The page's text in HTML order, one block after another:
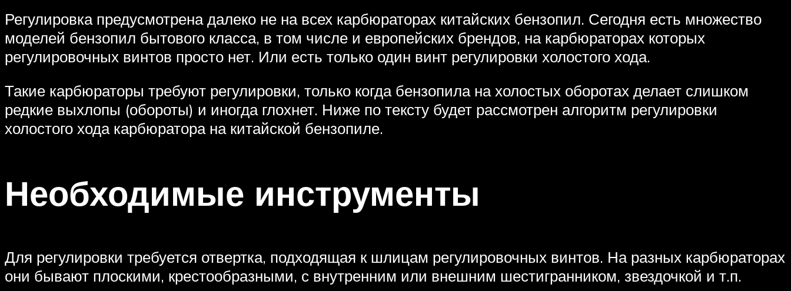
Регулировка предусмотрена далеко не на всех карбюраторах китайских бензопил. Сегодня есть множество
моделей бензопил бытового класса, в том числе и европейских брендов, на карбюраторах которых
регулировочных винтов просто нет. Или есть только один винт регулировки холостого хода.
Такие карбюраторы требуют регулировки, только когда бензопила на холостых оборотах делает слишком
редкие выхлопы (обороты) и иногда глохнет. Ниже по тексту будет рассмотрен алгоритм регулировки
холостого хода карбюратора на китайской бензопиле.
Необходимые инструменты
Для регулировки требуется отвертка, подходящая к шлицам регулировочных винтов. На разных карбюраторах
они бывают плоскими, крестообразными, с внутренним или внешним шестигранником, звездочкой и т.п.